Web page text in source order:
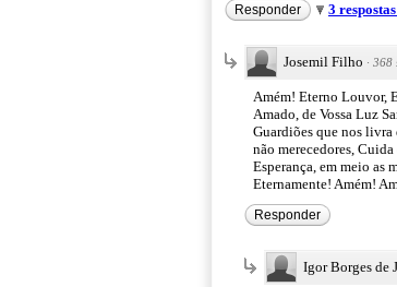
Responder 3 respostas
Josemil Filho · 368
Amém! Eterno Louvor,
Amado, de Vossa Luz
Guardiões que nos livra
não merecedores,
Esperança, em meio as
Eternamente! Amém!
Responder
Igor Borges de